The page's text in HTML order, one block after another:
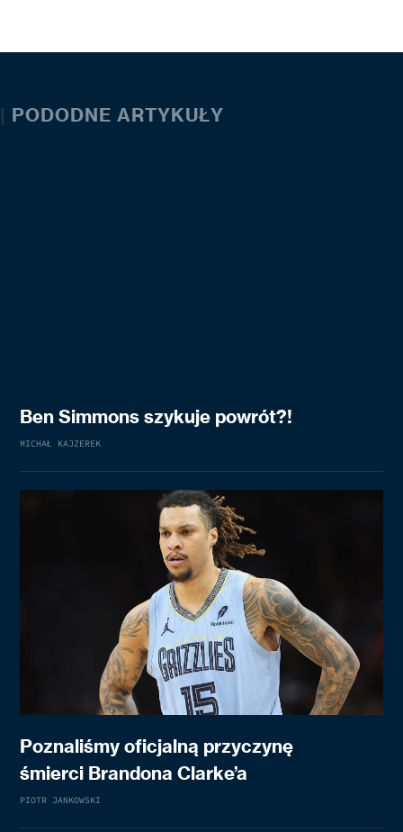
| PODODNE ARTYKUŁY
Ben Simmons szykuje powrót?!
MICHAŁ KAJZEREK
Poznaliśmy oficjalną przyczynę
śmierci Brandona Clarke’a
PIOTR JANKOWSKI